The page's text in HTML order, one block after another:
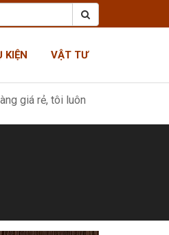
KIỆN VẬT TƯ
luôn có giá tốt nhất, như một